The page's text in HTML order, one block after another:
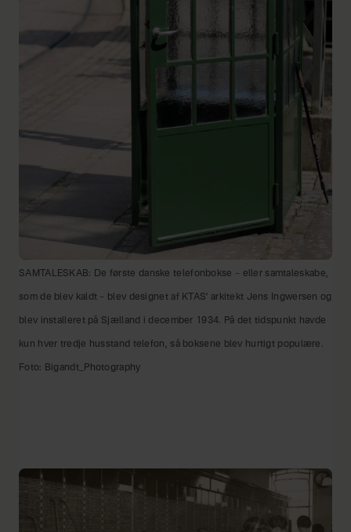
SAMTALESKAB: De første danske telefonbokse – eller samtaleskabe,
som de blev kaldt – blev designet af KTAS' arkitekt Jens Ingwersen og
blev installeret på Sjælland i december 1934. På det tidspunkt havde
kun hver tredje husstand telefon, så boksene blev hurtigt populære.
Foto: Bigandt_Photography